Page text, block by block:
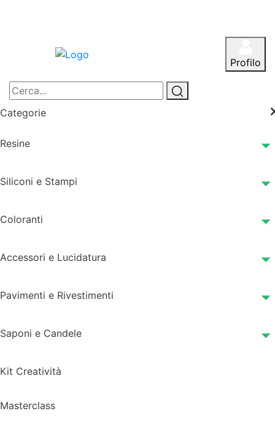
Profilo
Categorie
Resine
Siliconi e Stampi
Coloranti
Accessori e Lucidatura
Pavimenti e Rivestimenti
Saponi e Candele
Kit Creatività
Masterclass